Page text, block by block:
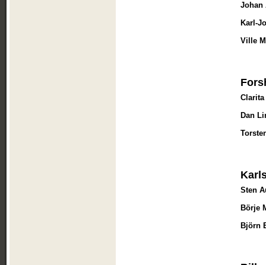
Johan
Karl-
Ville
Dan
Sten
Börje
Björn